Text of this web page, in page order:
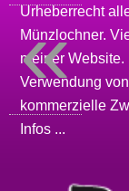
Urheberrecht
Münzlochner.
meinerWebsite.
Verwendung
kommerzielle
Infos ...
«